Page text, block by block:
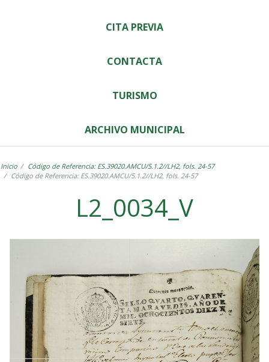
CITA PREVIA
CONTACTA
TURISMO
ARCHIVO MUNICIPAL
Inicio
Código de Referencia: ES.39020.AMCU/5.1.2//LH2, fols. 24-57
Código de Referencia: ES.39020.AMCU/5.1.2//LH2, fols. 24-57
L2_0034_V